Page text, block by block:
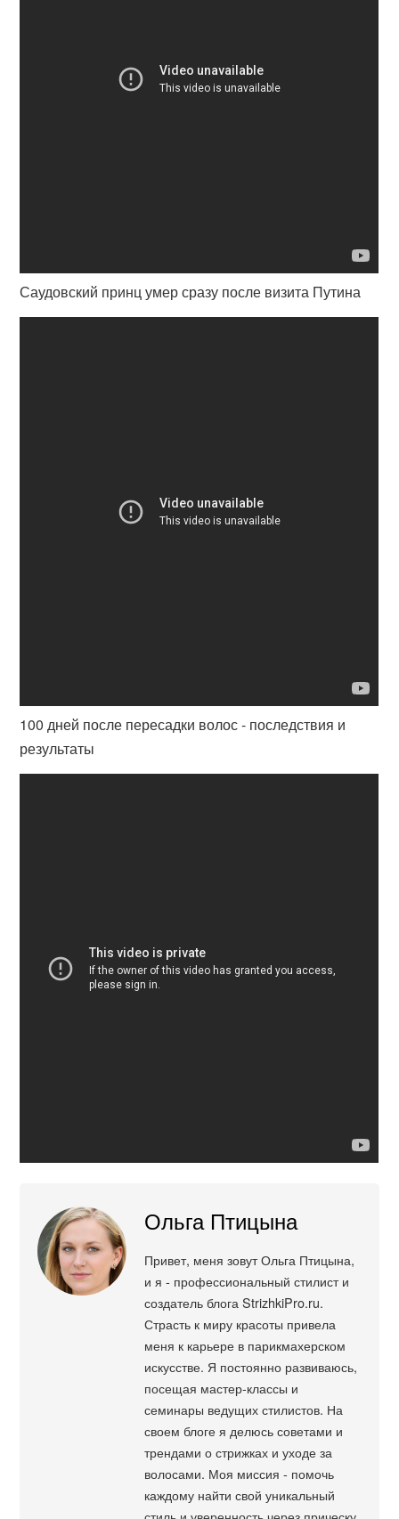
Саудовский принц умер сразу после визита Путина
100 дней после пересадки волос - последствия и
результаты
Ольга Птицына
Привет, меня зовут Ольга Птицына,
и я - профессиональный стилист и
создатель блога StrizhkiPro.ru.
Страсть к миру красоты привела
меня к карьере в парикмахерском
искусстве. Я постоянно развиваюсь,
посещая мастер-классы и
семинары ведущих стилистов. На
своем блоге я делюсь советами и
трендами о стрижках и уходе за
волосами. Моя миссия - помочь
каждому найти свой уникальный